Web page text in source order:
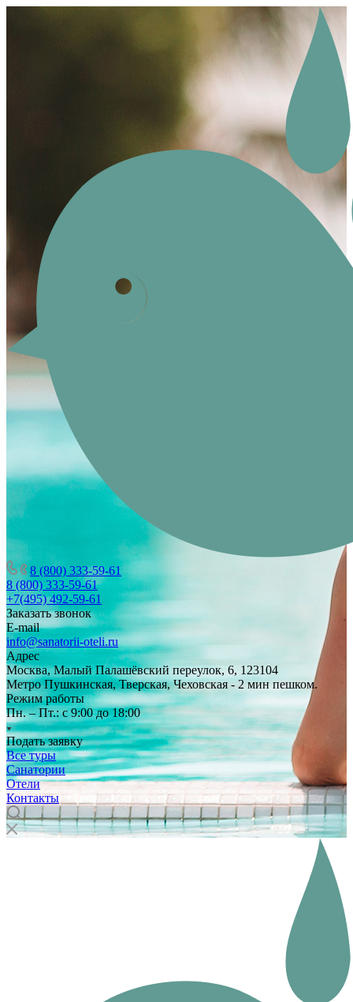
8 (800) 333-59-61
8 (800) 333-59-61
+7(495) 492-59-61
Заказать звонок
E-mail
info@sanatorii-oteli.ru
Адрес
Москва, Малый Палашёвский переулок, 6, 123104
Метро Пушкинская, Тверская, Чеховская - 2 мин пешком.
Режим работы
Пн. – Пт.: с 9:00 до 18:00
Подать заявку
Все туры
Санатории
Отели
Контакты